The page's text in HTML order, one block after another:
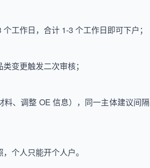
工作日，合计 1-3 个工作日即可下户；
变更触发二次审核；
、调整 OE 信息），同一主体建议间隔
个人只能开个人户。